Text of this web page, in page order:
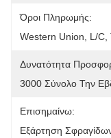
Όροι Πληρωμής:
Western Union, L/C,
Δυνατότητα
3000 Σύνολο Την
Επισημαίνω:
Εξάρτηση